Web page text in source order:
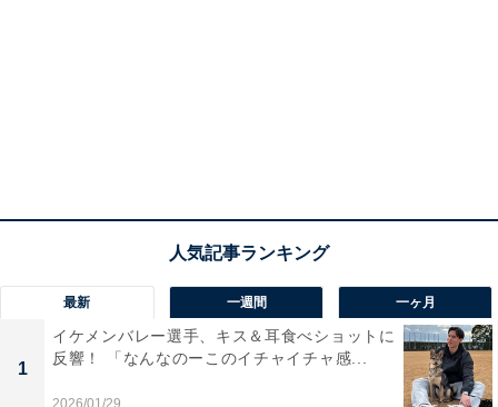
最新 一週間 一ヶ月
1
イケメンバレー選手、キス＆耳食べショットに
反響！ 「なんなのーこのイチャイチャ感...